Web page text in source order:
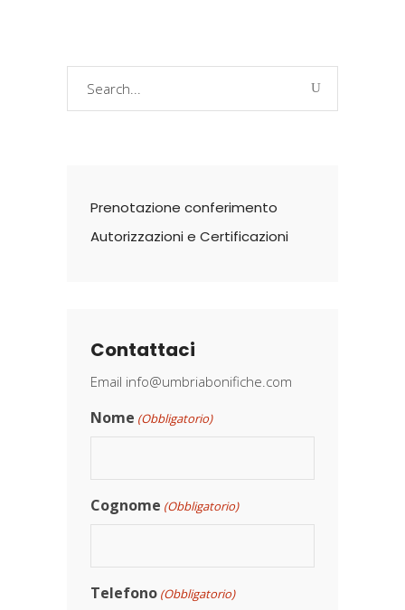
Prenotazione conferimento
Autorizzazioni e Certificazioni
Contattaci
Email info@umbriabonifiche.com
Nome (Obbligatorio)
Cognome (Obbligatorio)
Telefono (Obbligatorio)